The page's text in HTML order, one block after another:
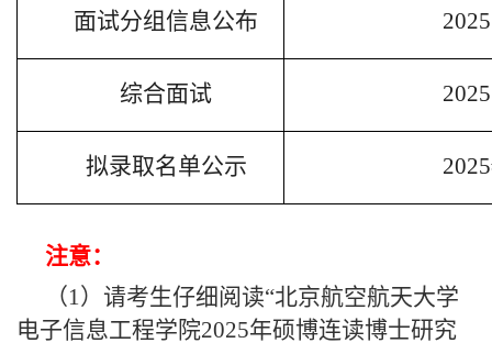
面试分组信息公布 2025
综合面试 2025
拟录取名单公示
注意：
（1）请考生仔细阅读“北京航空航天大学
电子信息工程学院2025年硕博连读博士研究